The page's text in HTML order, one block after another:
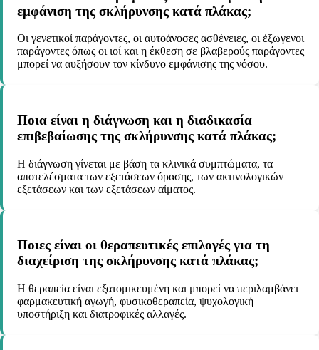
εμφάνιση της σκλήρυνσης κατά πλάκας;
Οι γενετικοί παράγοντες, οι αυτοάνοσες ασθένειες, οι έξωγενοι
παράγοντες όπως οι ιοί και η έκθεση σε βλαβερούς παράγοντες
μπορεί να αυξήσουν τον κίνδυνο εμφάνισης της νόσου.
Ποια είναι η διάγνωση και η διαδικασία
επιβεβαίωσης της σκλήρυνσης κατά πλάκας;
Η διάγνωση γίνεται με βάση τα κλινικά συμπτώματα, τα
αποτελέσματα των εξετάσεων όρασης, των ακτινολογικών
εξετάσεων και των εξετάσεων αίματος.
Ποιες είναι οι θεραπευτικές επιλογές για τη
διαχείριση της σκλήρυνσης κατά πλάκας;
Η θεραπεία είναι εξατομικευμένη και μπορεί να περιλαμβάνει
φαρμακευτική αγωγή, φυσικοθεραπεία, ψυχολογική
υποστήριξη και διατροφικές αλλαγές.